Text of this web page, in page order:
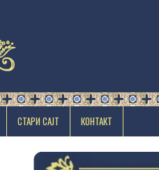
СТАРИ САЈТ КОНТАКТ